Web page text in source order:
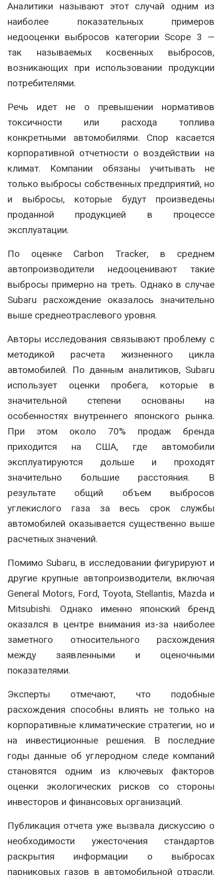
Аналитики называют этот случай одним из
наиболее показательных примеров
недооценки выбросов категории Scope 3 —
так называемых косвенных выбросов,
возникающих при использовании продукции
потребителями.
Речь идет не о превышении нормативов
токсичности или расхода топлива
конкретными автомобилями. Спор касается
корпоративной отчетности о воздействии на
климат. Компании обязаны учитывать не
только выбросы собственных предприятий, но
и выбросы, которые будут произведены
проданной продукцией в процессе
эксплуатации.
По оценке Carbon Tracker, в среднем
автопроизводители недооценивают такие
выбросы примерно на треть. Однако в случае
Subaru расхождение оказалось значительно
выше среднеотраслевого уровня.
Авторы исследования связывают проблему с
методикой расчета жизненного цикла
автомобилей. По данным аналитиков, Subaru
использует оценки пробега, которые в
значительной степени основаны на
особенностях внутреннего японского рынка.
При этом около 70% продаж бренда
приходится на США, где автомобили
эксплуатируются дольше и проходят
значительно большие расстояния. В
результате общий объем выбросов
углекислого газа за весь срок службы
автомобилей оказывается существенно выше
расчетных значений.
Помимо Subaru, в исследовании фигурируют и
другие крупные автопроизводители, включая
General Motors, Ford, Toyota, Stellantis, Mazda и
Mitsubishi. Однако именно японский бренд
оказался в центре внимания из-за наиболее
заметного относительного расхождения
между заявленными и оценочными
показателями.
Эксперты отмечают, что подобные
расхождения способны влиять не только на
корпоративные климатические стратегии, но и
на инвестиционные решения. В последние
годы данные об углеродном следе компаний
становятся одним из ключевых факторов
оценки экологических рисков со стороны
инвесторов и финансовых организаций.
Публикация отчета уже вызвала дискуссию о
необходимости ужесточения стандартов
раскрытия информации о выбросах
парниковых газов в автомобильной отрасли.